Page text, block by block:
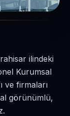
ilindeki
Kurumsal
ve firmaları
görünümlü,